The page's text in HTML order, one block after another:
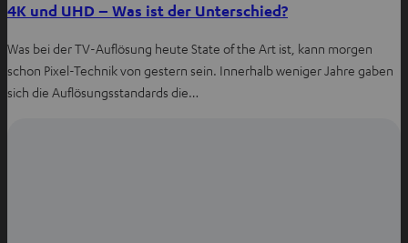
4K und UHD – Was ist der Unterschied?
Was bei der TV-Auflösung heute State of the Art ist, kann morgen
schon Pixel-Technik von gestern sein. Innerhalb weniger Jahre gaben
sich die Auflösungsstandards die…